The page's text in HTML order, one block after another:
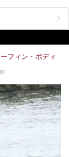
泉が多く、「どこに
いと思います。
リゾート」に出かけ
フィン・ボディ